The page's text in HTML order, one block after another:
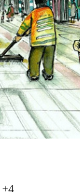
+4